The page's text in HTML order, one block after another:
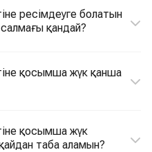
ресімдеуге болатын
қандай?
қосымша жүк қанша
қосымша жүк
таба аламын?